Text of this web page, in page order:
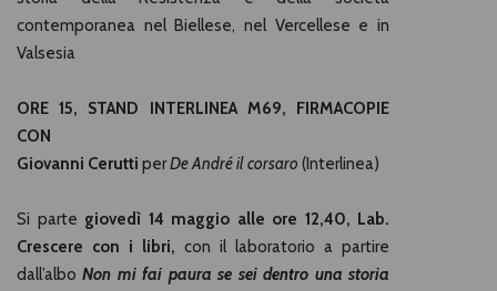
contemporanea nel Biellese, nel Vercellese e in
Valsesia
ORE 15, STAND INTERLINEA M69, FIRMACOPIE
CON
Giovanni Cerutti perDe André il corsaro (Interlinea)
Si parte giovedì 14 maggio alle ore 12,40, Lab.
Crescere con i libri, con il laboratorio a partire
dall’alboNon mi fai paura se sei dentro una storia